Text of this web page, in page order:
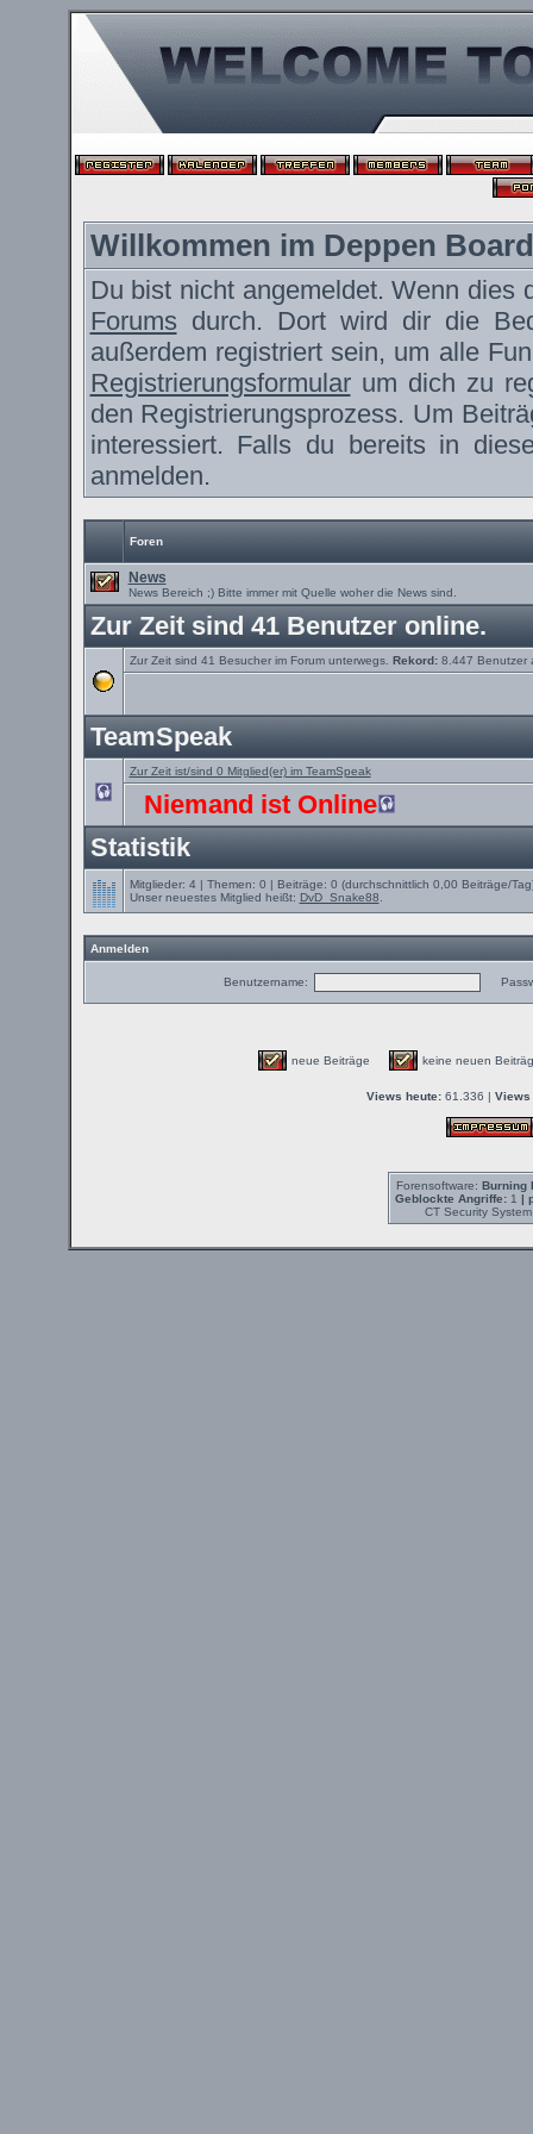
Willkommen im Deppen Board
Du bist nicht angemeldet. Wenn
Forums durch. Dort wird dir die
außerdem registriert sein, um alle
Registrierungsformularum dich zu
den Registrierungsprozess. Um
interessiert. Falls du bereits in
anmelden.
Foren
News
News Bereich ;) Bitte immer mit Quelle woher die News sind.
Zur Zeit sind 41 Benutzer online.
Zur Zeit sind 41 Besucher im Forum unterwegs. Rekord:8.447 Benutzer
TeamSpeak
Zur Zeit ist/sind 0 Mitglied(er) im TeamSpeak
Niemand ist Online
Statistik
Mitglieder: 4 | Themen: 0 | Beiträge: 0 (durchschnittlich 0,00 Beiträge/
Unser neuestes Mitglied heißt: DvD_Snake88
Anmelden
Benutzername:
neue Beiträge keine neuen
Views heute:61.336 | Views
Forensoftware: Burning
Geblockte Angriffe:1 |
CT Security